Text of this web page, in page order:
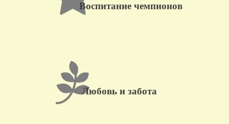
Воспитание чемпионов
Любовь и забота